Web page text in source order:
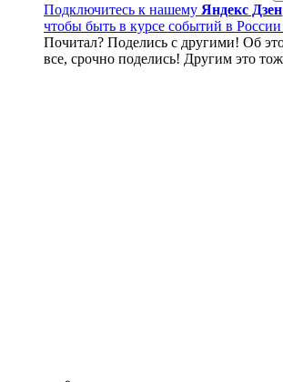
Подключитесь к нашему Яндекс Дзен
чтобы быть в курсе событий в
Почитал? Поделись с другими! Об
все, срочно поделись! Другим это